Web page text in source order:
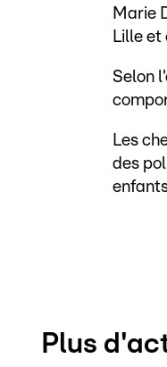
Marie
Lille et
Selon
Les
des
Plus